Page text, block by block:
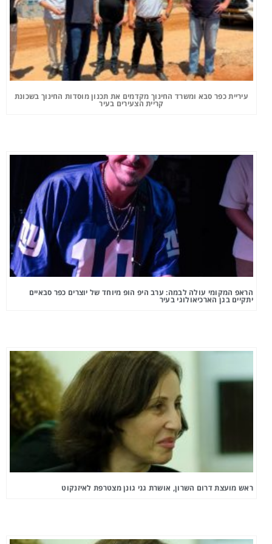
עיריית כפר סבא ומשרד החינוך מקדמים את תכנון מוסדות החינוך בשכונת
קריית הצעירים בעיר
הראפ המקומי עולה לבמה: ערב היפ הופ מיוחד של יוצרים כפר סבאיים
יתקיים בגן הארכיאולוגי בעיר
ראש מועצת דרום השרון, אושרת גני גונן מצטרפת לאיזנקוט